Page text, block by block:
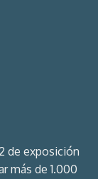
de exposición
más de 1.000